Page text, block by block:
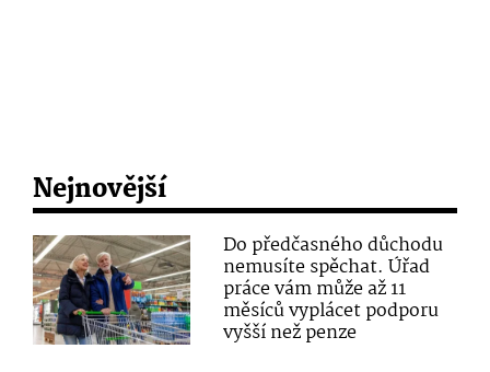
Nejnovější
Do předčasného důchodu
nemusíte spěchat. Úřad
práce vám může až 11
měsíců vyplácet podporu
vyšší než penze